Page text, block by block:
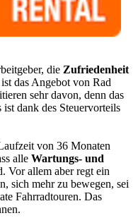
die Zufriedenheit
ist das Angebot von Rad
sehr davon, denn das
ist dank des Steuervorteils
von 36 Monaten
alle Wartungs- und
Vor allem aber regt ein
sich mehr zu bewegen, sei
Fahrradtouren. Das